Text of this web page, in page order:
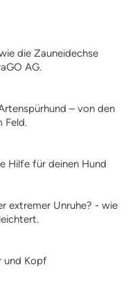
im BHV
+
die Zauneidechse
AG.
– von den
Feld.
Hilfe für deinen Hund
extremer Unruhe? - wie
und Kopf